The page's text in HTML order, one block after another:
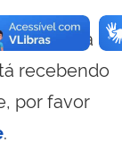
essa
recebendo
por favor
.